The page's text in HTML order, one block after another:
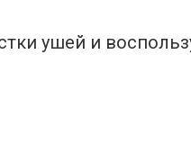
ушей и